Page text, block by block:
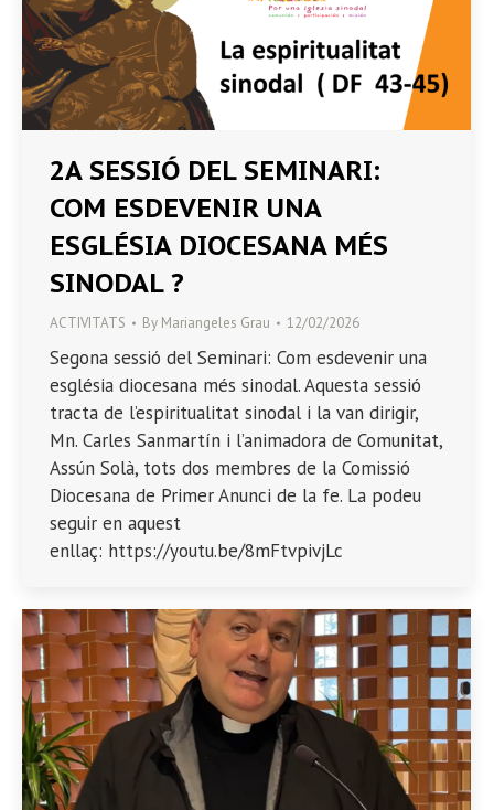
2A SESSIÓ DEL SEMINARI:
COM ESDEVENIR UNA
ESGLÉSIA DIOCESANA MÉS
SINODAL ?
ACTIVITATS By Mariangeles Grau 12/02/2026
Segona sessió del Seminari: Com esdevenir una
església diocesana més sinodal. Aquesta sessió
tracta de l’espiritualitat sinodal i la van dirigir,
Mn. Carles Sanmartín i l’animadora de Comunitat,
Assún Solà, tots dos membres de la Comissió
Diocesana de Primer Anunci de la fe. La podeu
seguir en aquest
enllaç: https://youtu.be/8mFtvpivjLc